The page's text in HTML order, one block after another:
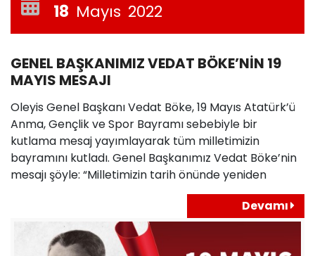
18 Mayıs 2022
GENEL BAŞKANIMIZ VEDAT BÖKE’NİN 19
MAYIS MESAJI
Oleyis Genel Başkanı Vedat Böke, 19 Mayıs Atatürk’ü
Anma, Gençlik ve Spor Bayramı sebebiyle bir
kutlama mesaj yayımlayarak tüm milletimizin
bayramını kutladı. Genel Başkanımız Vedat Böke’nin
mesajı şöyle: “Milletimizin tarih önünde yeniden
Devamı